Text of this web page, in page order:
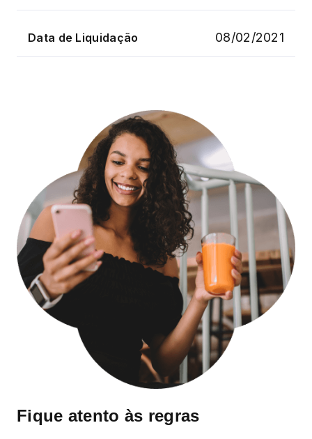
Data de Liquidação 08/02/2021
Fique atento às regras